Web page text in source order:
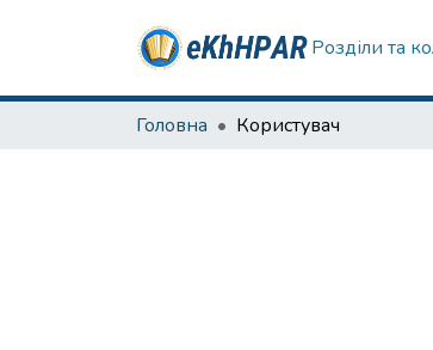
Розділи та
Головна Користувач